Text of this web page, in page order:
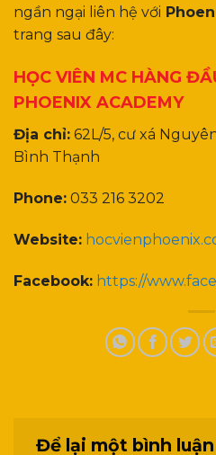
ngần ngại liên hệ với
trang sau đây:
HỌC VIÊN MC HÀNG
PHOENIX ACADEMY
Địa chỉ: 62L/5, cư xá
Bình Thạnh
Phone: 033 216 3202
Website:
Facebook: https://
Để lại một bình luận